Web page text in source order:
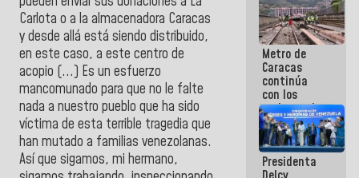
Carlota o a la almacenadora Caracas
y desde allá está siendo distribuido,
en este caso, a este centro de
acopio (...) Es un esfuerzo
mancomunado para que no le falte
nada a nuestro pueblo que ha sido
víctima de esta terrible tragedia que
han mutado a familias venezolanas.
Así que sigamos, mi hermano,
optimizar
manejo de
escombros
en La Guaira
Metro de
Caracas
continúa
con los
trabajos de
mantenimiento
e inspección
en la Línea 2
Presidenta